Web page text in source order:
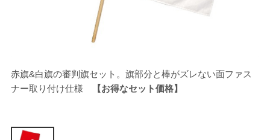
赤旗&白旗の審判旗セット。旗部分と棒がズレない面ファス
ナー取り付け仕様
【お得なセット価格】